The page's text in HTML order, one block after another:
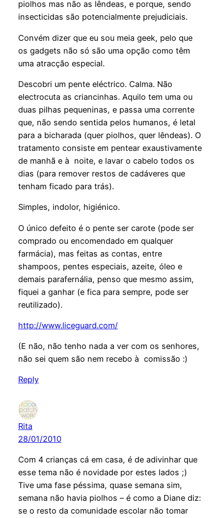
piolhos mas não as lêndeas, e porque, sendo
insecticidas são potencialmente prejudiciais.
Convém dizer que eu sou meia geek, pelo que
os gadgets não só são uma opção como têm
uma atracção especial.
Descobri um pente eléctrico. Calma. Não
electrocuta as criancinhas. Aquilo tem uma ou
duas pilhas pequeninas, e passa uma corrente
que, não sendo sentida pelos humanos, é letal
para a bicharada (quer piolhos, quer lêndeas). O
tratamento consiste em pentear exaustivamente
de manhã e à noite, e lavar o cabelo todos os
dias (para remover restos de cadáveres que
tenham ficado para trás).
Simples, indolor, higiénico.
O único defeito é o pente ser carote (pode ser
comprado ou encomendado em qualquer
farmácia), mas feitas as contas, entre
shampoos, pentes especiais, azeite, óleo e
demais parafernália, penso que mesmo assim,
fiquei a ganhar (e fica para sempre, pode ser
reutilizado).
http://www.liceguard.com/
(E não, não tenho nada a ver com os senhores,
não sei quem são nem recebo à comissão :)
Reply
Rita
28/01/2010
Com 4 crianças cá em casa, é de adivinhar que
esse tema não é novidade por estes lados ;)
Tive uma fase péssima, quase semana sim,
semana não havia piolhos – é como a Diane diz:
se o resto da comunidade escolar não tomar